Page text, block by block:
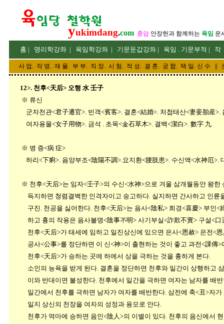
yukimdang.com 충암 안장헌과 함께하는 육임 운
홈 | 명리 학강좌 | 육임학강좌 | 기문둔갑강좌 | 육임 . 기문부적 | 작
사 업 . 작 명. 재 물. 부 부. 직 장. 시 험. 적 성. 결 혼. 궁 합. 택 일. 신 수
12>. 천후<天后> 오행 水 壬子
※ 류신
군자천관<君子遷官>. 빈객<賓客>. 결혼<結婚>. 처첩태산<妻妾胎産>.
여자용물<女子用物>. 금석 . 초목<金石草木>. 결백<潔白>. 數字 九
※ 병 증<病 症>
하리<下痢>. 음양부조<陰陽不調>.요지환<腰肢患>. 수신액<水神厄>.
※ 천후<天后>는 임자<壬子>의 수신<水神>으로 겨울 삼개월동안 왕한
득지하면 청렴결백한 인격자이고 숭고하다. 실지하면 간사하고 인륜
구진. 천공을 싫어한다. 천후<天后>는 음사<陰私> 희경<喜慶> 부인<
하고 흉의 작용은 음사불명<陰事不明> 사기부실<詐欺不實> 구설<口
천후<天后>가 태세에 임하고 일진상신에 있으면 은사<恩赦> 은전<恩
공사<公事>를 정단하면 이 신<神>이 출현하는 것이 좋
천후<天后>가 승하는 곳에 하에서 상을 극하는 것을 흉하게 본다.
소인의 능욕을 받게 된다. 결혼을 정단하면 천후와 일간이 상행하고 삼
이와 반대이면 불성한다. 천후에서 일간을 극하면 여자는 남자를 배반
일간에서 천후를 극하면 남자가 여자를 배반한다. 삼전에 축<丑>자가
일지 상신의 천장을 여자의 성정과 용모로 안다.
천후가 역마에 승하면 음인<陰人>의 이별이 있다. 천후의 음신에서 현